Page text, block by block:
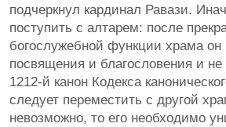
подчеркнул кардинал Равази.
поступить с алтарем: после
богослужебной функции храма он
посвящения и благословения и не
1212-й канон Кодекса
следует переместить с другой
невозможно, то его необходимо